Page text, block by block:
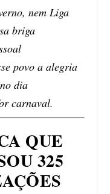
nem Liga
briga
povo a alegria
dia
carnaval.
QUE
325